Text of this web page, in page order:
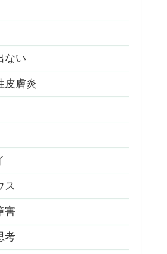
ない
皮膚炎
ス
害
考